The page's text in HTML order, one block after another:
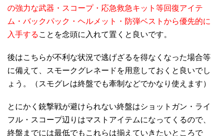
の強力な武器・スコープ・応急救急キット等回復アイテ
ム・バックパック・ヘルメット・防弾ベストから優先的に
入手する ことを念頭に入れて置くと良いです。
後はこちらが不利な状況で逃げざるを得なくなった場合等
に備えて、スモークグレネードを用意しておくと良いでし
ょう。（スモグレは終盤でも牽制などでかなり使えます）
とにかく銃撃戦が避けられない終盤はショットガン・ライ
フル・スコープ辺りはマストアイテムになってくるので、
終盤までには最低でもこれらは揃えていきたいところで